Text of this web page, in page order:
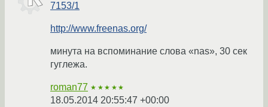
7153/1
http://www.freenas.org/
минута на вспоминание слова «nas», 30 сек
гуглежа.
roman77 ★★★★★
18.05.2014 20:55:47 +00:00